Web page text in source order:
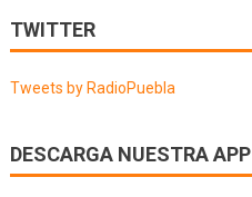
de
entradas
TWITTER
Tweets by RadioPuebla
DESCARGA NUESTRA APP